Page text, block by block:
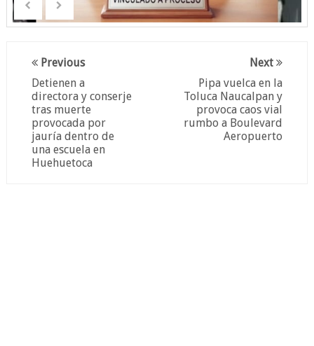
Next
Pipa vuelca en la
Toluca Naucalpan y
provoca caos vial
rumbo a Boulevard
Aeropuerto
Previous
Detienen a
directora y conserje
tras muerte
provocada por
jauría dentro de
una escuela en
Huehuetoca